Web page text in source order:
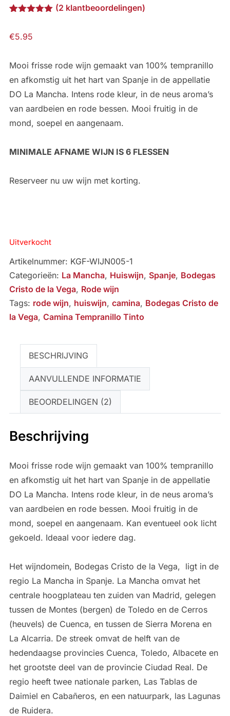
gebaseerd
(2 klantbeoordelingen)
€5.95
Mooi frisse rode wijn gemaakt van 100% tempranillo
en afkomstig uit het hart van Spanje in de appellatie
DO La Mancha. Intens rode kleur, in de neus aroma’s
van aardbeien en rode bessen. Mooi fruitig in de
mond, soepel en aangenaam.
MINIMALE AFNAME WIJN IS 6 FLESSEN
Reserveer nu uw wijn met korting.
Uitverkocht
Artikelnummer: KGF-WIJN005-1
Categorieën: La Mancha, Huiswijn, Spanje, Bodegas
Cristo de la Vega, Rode wijn
Tags: rode wijn, huiswijn, camina, Bodegas Cristo de
la Vega, Camina Tempranillo Tinto
BESCHRIJVING
AANVULLENDE INFORMATIE
BEOORDELINGEN (2)
Beschrijving
Mooi frisse rode wijn gemaakt van 100% tempranillo
en afkomstig uit het hart van Spanje in de appellatie
DO La Mancha. Intens rode kleur, in de neus aroma’s
van aardbeien en rode bessen. Mooi fruitig in de
mond, soepel en aangenaam. Kan eventueel ook licht
gekoeld. Ideaal voor iedere dag.
Het wijndomein, Bodegas Cristo de la Vega, ligt in de
regio La Mancha in Spanje. La Mancha omvat het
centrale hoogplateau ten zuiden van Madrid, gelegen
tussen de Montes (bergen) de Toledo en de Cerros
(heuvels) de Cuenca, en tussen de Sierra Morena en
La Alcarria. De streek omvat de helft van de
hedendaagse provincies Cuenca, Toledo, Albacete en
het grootste deel van de provincie Ciudad Real. De
regio heeft twee nationale parken, Las Tablas de
Daimiel en Cabañeros, en een natuurpark, las Lagunas
de Ruidera.